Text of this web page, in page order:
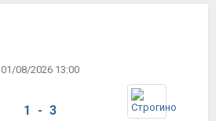
01/08/2026 13:00
1 - 3